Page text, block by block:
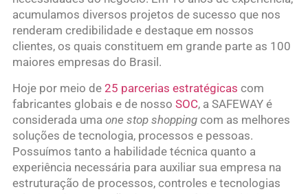
acumulamos diversos projetos de sucesso que nos
renderam credibilidade e destaque em nossos
clientes, os quais constituem em grande parte as 100
maiores empresas do Brasil.
Hoje por meio de 25 parcerias estratégicas com
fabricantes globais e de nosso SOC, a SAFEWAY é
considerada uma one stop shoppingcom as melhores
soluções de tecnologia, processos e pessoas.
Possuímos tanto a habilidade técnica quanto a
experiência necessária para auxiliar sua empresa na
estruturação de processos, controles e tecnologias